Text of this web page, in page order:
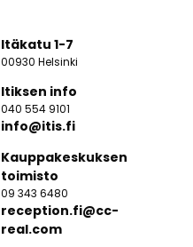
Itäkatu 1-7
00930 Helsinki
Itiksen info
040 554 9101
info@itis.fi
Kauppakeskuksen
toimisto
09 343 6480
reception.fi@cc-
real.com